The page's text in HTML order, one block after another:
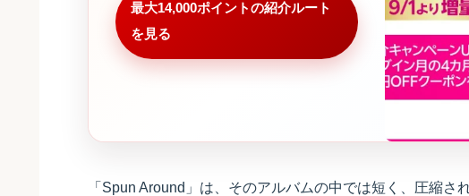
最大14,000ポイントの紹介ルート
を見る
「Spun Around」は、そのアルバムの中では短く、圧縮さ